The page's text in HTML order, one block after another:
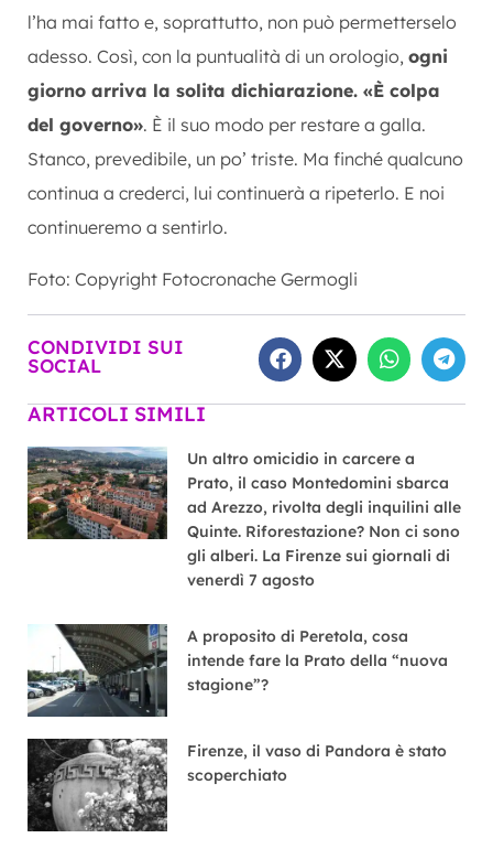
l’ha mai fatto e, soprattutto, non può permetterselo
adesso. Così, con la puntualità di un orologio, ogni
giorno arriva la solita dichiarazione. «È colpa
del governo». È il suo modo per restare a galla.
Stanco, prevedibile, un po’ triste. Ma finché qualcuno
continua a crederci, lui continuerà a ripeterlo. E noi
continueremo a sentirlo.
Foto: Copyright Fotocronache Germogli
CONDIVIDI SUI
SOCIAL
ARTICOLI SIMILI
Un altro omicidio in carcere a
Prato, il caso Montedomini sbarca
ad Arezzo, rivolta degli inquilini alle
Quinte. Riforestazione? Non ci sono
gli alberi. La Firenze sui giornali di
venerdì 7 agosto
A proposito di Peretola, cosa
intende fare la Prato della “nuova
stagione”?
Firenze, il vaso di Pandora è stato
scoperchiato